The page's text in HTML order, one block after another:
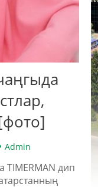
Admin
дип